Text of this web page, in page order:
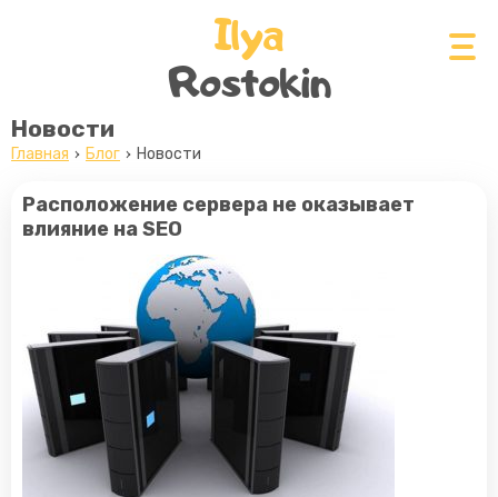
Ilya
Rostokin
Новости
Главная Блог Новости
Расположение сервера не оказывает
влияние на SEO